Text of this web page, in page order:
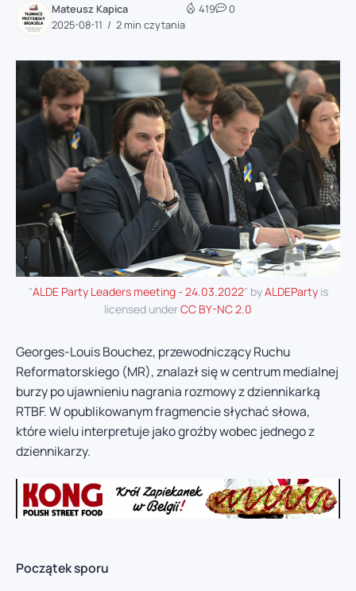
Mateusz Kapica
2025-08-11
2 min czytania
419 0
"ALDE Party Leaders meeting - 24.03.2022" byALDEPartyis
licensed underCC BY-NC 2.0
Georges-Louis Bouchez, przewodniczący Ruchu
Reformatorskiego (MR), znalazł się w centrum medialnej
burzy po ujawnieniu nagrania rozmowy z dziennikarką
RTBF. W opublikowanym fragmencie słychać słowa,
które wielu interpretuje jako groźby wobec jednego z
dziennikarzy.
Początek sporu